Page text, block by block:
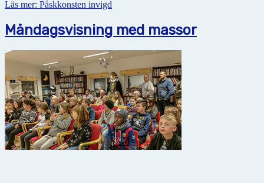
Läs mer: Påskkonsten invigd
Måndagsvisning med massor